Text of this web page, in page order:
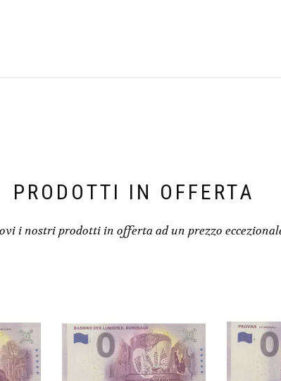
PRODOTTI IN OFFERTA
i nostri prodotti in offerta ad un prezzo